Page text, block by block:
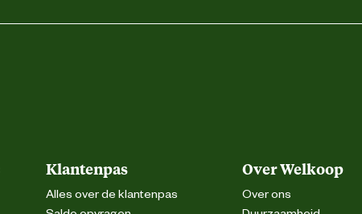
Klantenpas
Alles over de klantenpas
Over Welkoop
Over ons